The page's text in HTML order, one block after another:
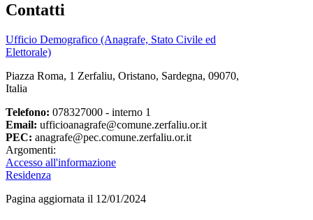
Contatti
Ufficio Demografico (Anagrafe, Stato Civile ed
Elettorale)
Piazza Roma, 1 Zerfaliu, Oristano, Sardegna, 09070,
Italia
Telefono: 078327000 - interno 1
Email: ufficioanagrafe@comune.zerfaliu.or.it
PEC: anagrafe@pec.comune.zerfaliu.or.it
Argomenti:
Accesso all'informazione
Residenza
Pagina aggiornata il 12/01/2024